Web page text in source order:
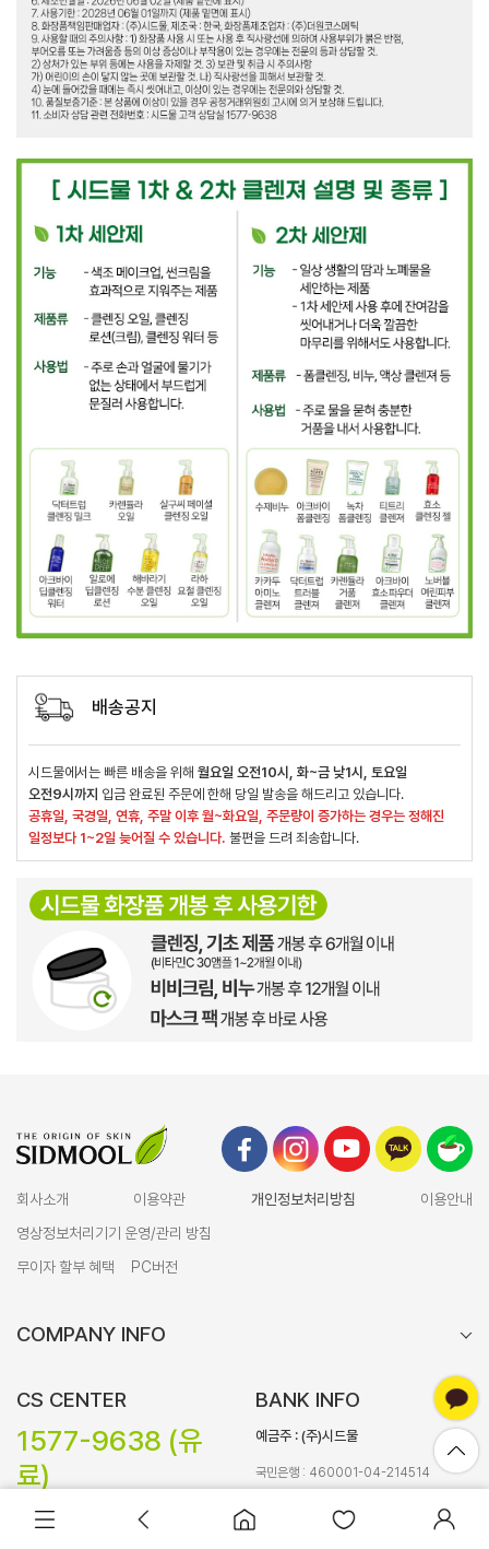
바로구매 장바구니담기
배송공지
시드물에서는 빠른 배송을 위해 월요일 오전10시, 화~금 낮1시, 토요일
오전9시까지 입금 완료된 주문에 한해 당일 발송을 해드리고 있습니다.
공휴일, 국경일, 연휴, 주말 이후 월~화요일, 주문량이 증가하는 경우는 정해진
일정보다 1~2일 늦어질 수 있습니다. 불편을 드려 죄송합니다.
회사소개 이용약관 개인정보처리방침
이용안내
영상정보처리기기 운영/관리 방침
무이자 할부 혜택
PC버전
COMPANY INFO
CS CENTER
1577-9638 (유
료)
(해외 : +82-42-716-0227)
BANK INFO
예금주 : (주)시드물
국민은행 : 460001-04-214514
하나은행 : 643-910004-62604